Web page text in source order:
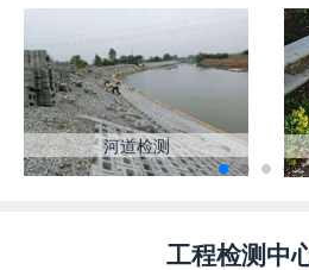
河道检测
工程检测中